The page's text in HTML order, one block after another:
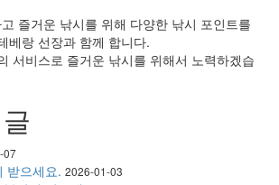
즐거운 낚시를 위해 다양한 낚시 포인트를
베랑 선장과 함께 합니다.
서비스로 즐거운 낚시를 위해서 노력하겠습
07
받으세요. 2026-01-03